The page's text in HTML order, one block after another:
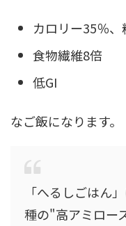
カロリー35％
食物繊維8倍
低GI
なご飯になります。
「へるしごはん
種の"高アミロー